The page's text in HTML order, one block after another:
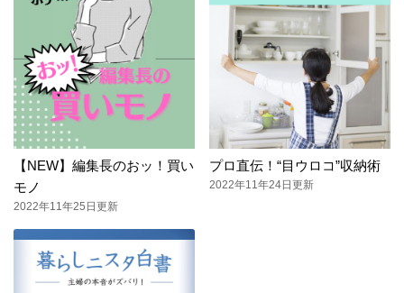
【NEW】編集長のおッ！買い
モノ
2022年11年25日更新
プロ直伝！“目ウロコ”収納術
2022年11年24日更新